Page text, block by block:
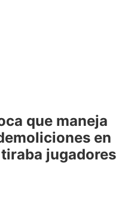
que maneja
en
jugadores